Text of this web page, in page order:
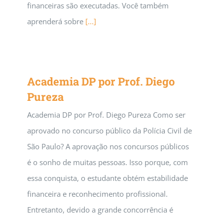
financeiras são executadas. Você também
aprenderá sobre [...]
Academia DP por Prof. Diego
Pureza
Academia DP por Prof. Diego Pureza Como ser
aprovado no concurso público da Polícia Civil de
São Paulo? A aprovação nos concursos públicos
é o sonho de muitas pessoas. Isso porque, com
essa conquista, o estudante obtém estabilidade
financeira e reconhecimento profissional.
Entretanto, devido a grande concorrência é